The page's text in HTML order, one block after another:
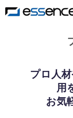
プロ人
用
お気